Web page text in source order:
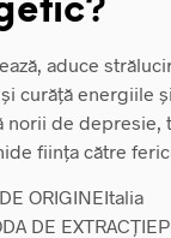
aduce
curăță energiile
norii de depresie,
ființa către
ORIGINEItalia
DE EXTRACȚIE